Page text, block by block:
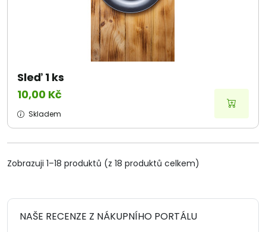
Sleď 1 ks
10,00 Kč
Skladem
Zobrazuji 1–18 produktů (z 18 produktů celkem)
NAŠE RECENZE Z NÁKUPNÍHO PORTÁLU